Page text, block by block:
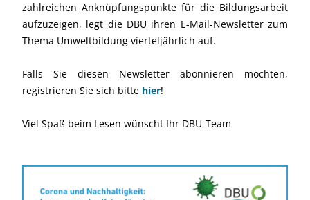
zahlreichen Anknüpfungspunkte für die Bildungsarbeit
aufzuzeigen, legt die DBU ihren E-Mail-Newsletter zum
Thema Umweltbildung vierteljährlich auf.
Falls Sie diesen Newsletter abonnieren möchten,
registrieren Sie sich bitte hier!
Viel Spaß beim Lesen wünscht Ihr DBU-Team